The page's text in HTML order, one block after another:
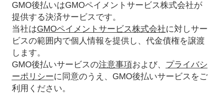
GMO後払いはGMOペイメントサービス株式会社が
提供する決済サービスです。
当社はGMOペイメントサービス株式会社に対しサー
ビスの範囲内で個人情報を提供し、代金債権を譲渡
します。
GMO後払いサービスの注意事項および、 プライバシ
ーポリシーに同意のうえ、GMO後払いサービスをご
利用ください。